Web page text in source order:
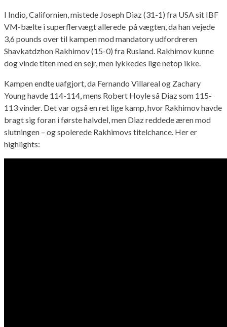
I Indio, Californien, mistede Joseph Diaz (31-1) fra USA sit IBF
VM-bælte i superflervægt allerede på vægten, da han vejede
3,6 pounds over til kampen mod mandatory udfordreren
Shavkatdzhon Rakhimov (15-0) fra Rusland. Rakhimov kunne
dog vinde titen med en sejr, men lykkedes lige netop ikke.
Kampen endte uafgjort, da Fernando Villareal og Zachary
Young havde 114-114, mens Robert Hoyle så Diaz som 115-
113 vinder. Det var også en ret lige kamp, hvor Rakhimov havde
bragt sig foran i første halvdel, men Diaz reddede æren mod
slutningen – og spolerede Rakhimovs titelchance. Her er
highlights: